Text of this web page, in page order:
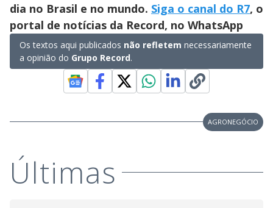
dia no Brasil e no mundo. Siga o canal do R7, o
portal de notícias da Record, no WhatsApp
Os textos aqui publicados não refletem necessariamente
a opinião do Grupo Record.
AGRONEGÓCIO
Últimas